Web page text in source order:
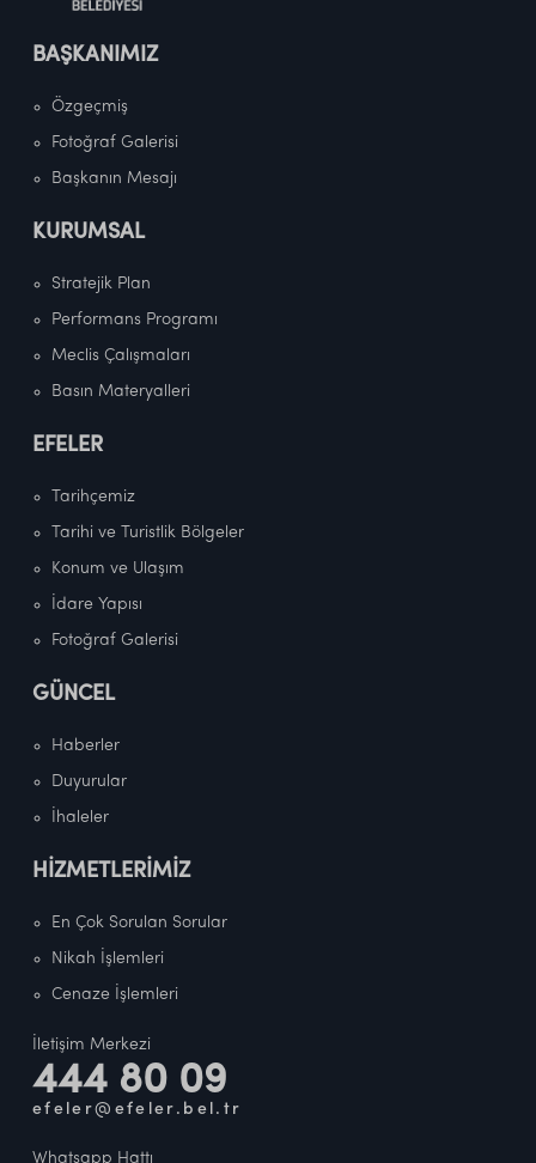
BAŞKANIMIZ
Özgeçmiş
Fotoğraf Galerisi
Başkanın Mesajı
KURUMSAL
Stratejik Plan
Performans Programı
Meclis Çalışmaları
Basın Materyalleri
EFELER
Tarihçemiz
Tarihi ve Turistlik Bölgeler
Konum ve Ulaşım
İdare Yapısı
Fotoğraf Galerisi
GÜNCEL
Haberler
Duyurular
İhaleler
HİZMETLERİMİZ
En Çok Sorulan Sorular
Nikah İşlemleri
Cenaze İşlemleri
İletişim Merkezi
444 80 09
efeler@efeler.bel.tr
Whatsapp Hattı